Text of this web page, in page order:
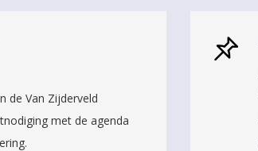
de Van Zijderveld
met de agenda